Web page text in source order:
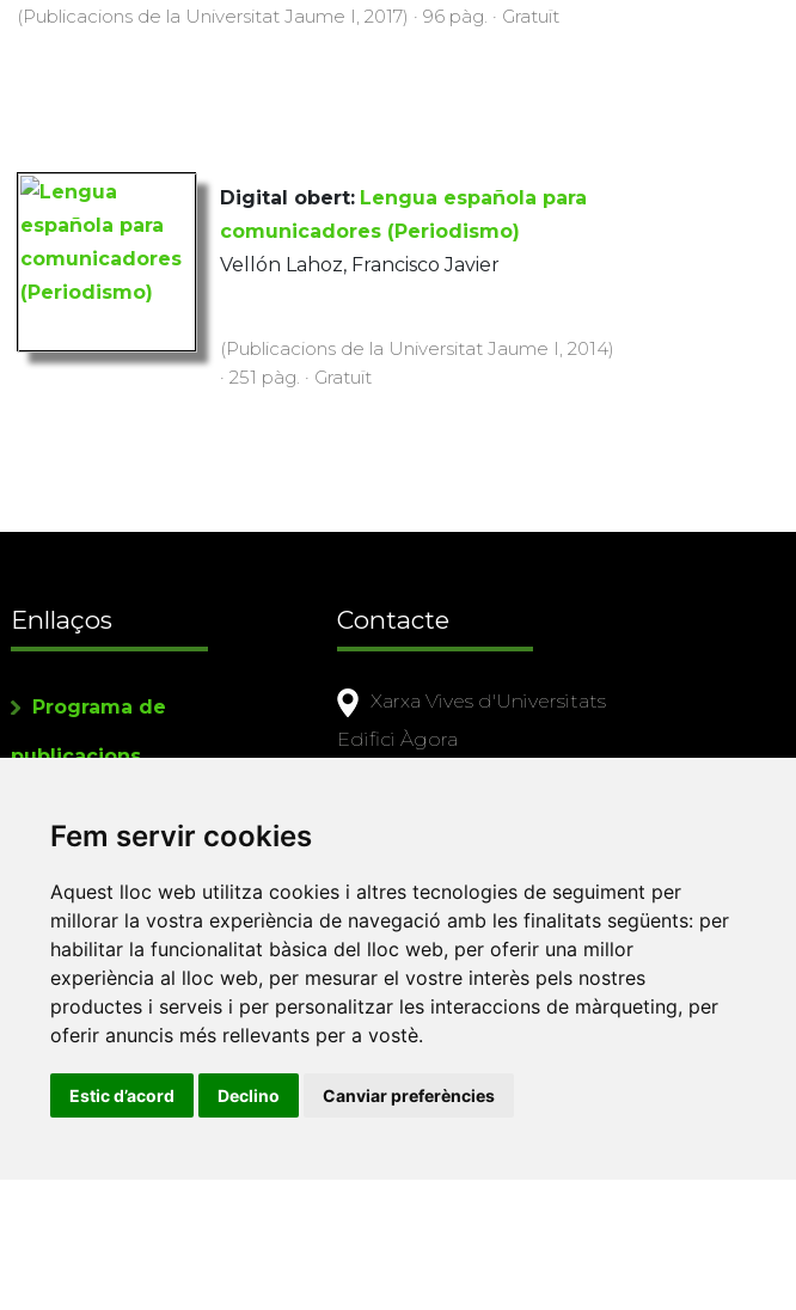
Fem servir cookies
Aquest lloc web utilitza cookies i altres tecnologies de seguiment per
millorar la vostra experiència de navegació amb les finalitats següents: per
habilitar la funcionalitat bàsica del lloc web, per oferir una millor
experiència al lloc web, per mesurar el vostre interès pels nostres
productes i serveis i per personalitzar les interaccions de màrqueting, per
oferir anuncis més rellevants per a vostè.
Estic d’acord Declino Canviar preferències
(Publicacions de la Universitat Jaume I, 2017) · 96 pàg. · Gratuït
Digital obert: Lengua española para
comunicadores (Periodismo)
Vellón Lahoz, Francisco Javier
(Publicacions de la Universitat Jaume I, 2014)
· 251 pàg. · Gratuït
Enllaços
Programa de
publicacions
Twitter
Contacte
Xarxa Vives d'Universitats
Edifici Àgora
e-buc@vives.org
+34 964 72 89 93
Amb el suport
de